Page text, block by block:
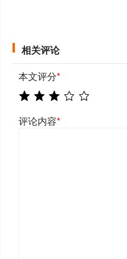
相关评论
本文评分*
评论内容*